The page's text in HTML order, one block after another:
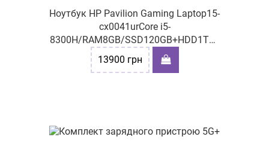
Ноутбук HP Pavilion Gaming Laptop15-
cx0041urCore i5-
8300H/RAM8GB/SSD120GB+HDD1TB/
GeForce GTX 1050Ti
13900 грн